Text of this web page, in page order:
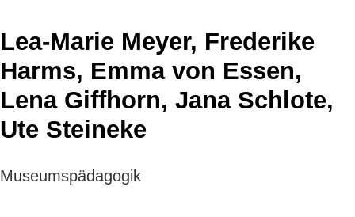
Lea-Marie Meyer, Frederike
Harms, Emma von Essen,
Lena Giffhorn, Jana Schlote,
Ute Steineke
Museumspädagogik